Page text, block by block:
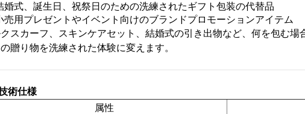
婚式、誕生日、祝祭日のための洗練されたギフト包装の代替品
売用プレゼントやイベント向けのブランドプロモーションアイテム
スカーフ、スキンケアセット、結婚式の引き出物など、何を包む場
贈り物を洗練された体験に変えます。
術仕様
属性